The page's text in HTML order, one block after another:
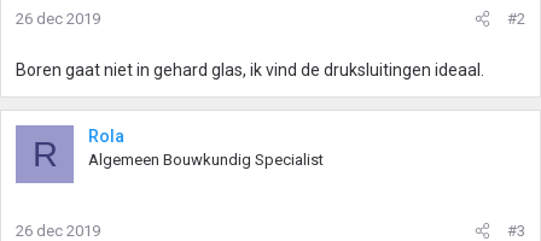
26 dec 2019 #2
Boren gaat niet in gehard glas, ik vind de druksluitingen ideaal.
R Rola
Algemeen Bouwkundig Specialist
26 dec 2019 #3